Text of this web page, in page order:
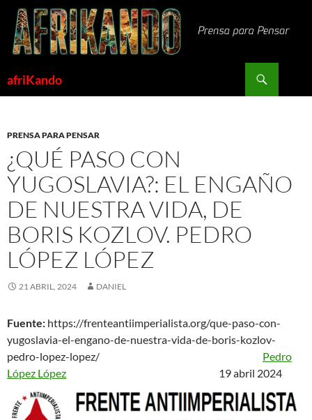
Saltar
contenido
afriKando
PRENSA PARA PENSAR
¿QUÉ PASO CON
YUGOSLAVIA?: EL ENGAÑO
DE NUESTRA VIDA, DE
BORIS KOZLOV. PEDRO
LÓPEZ LÓPEZ
21 ABRIL, 2024 DANIEL
Fuente: https://frenteantiimperialista.org/que-paso-con-
yugoslavia-el-engano-de-nuestra-vida-de-boris-kozlov-
pedro-lopez-lopez/ Pedro
López López
19 abril 2024